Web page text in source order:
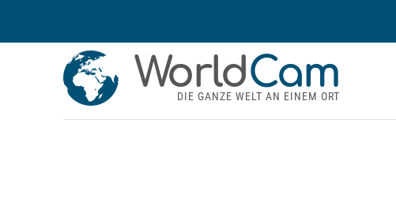
WorldCam
DIE GANZE WELT AN EINEM ORT